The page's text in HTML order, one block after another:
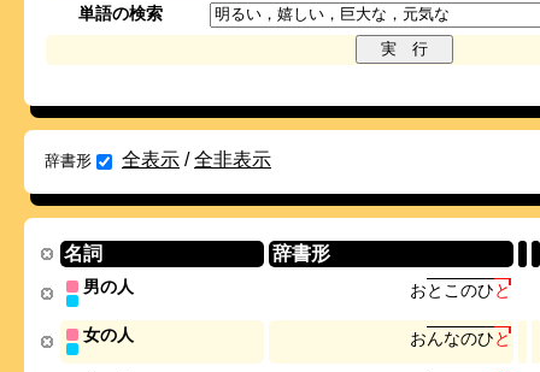
単語の検索
辞書形 全表示 /全非表示
名詞 辞書形
男の人 おと こ のひと
女の人 おんなのひと